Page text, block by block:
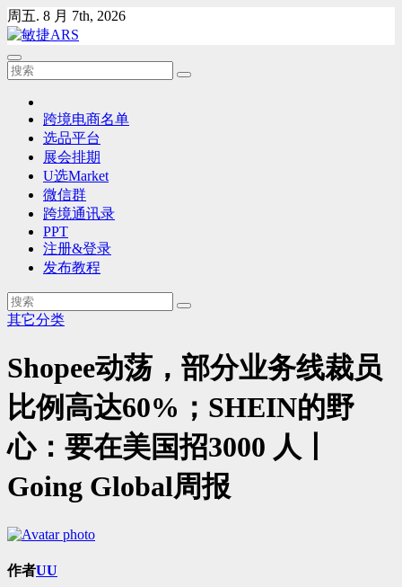
Skip
to
content
周五. 8 月 7th, 2026
跨境电商名单
选品平台
展会排期
U选Market
微信群
跨境通讯录
PPT
注册&登录
发布教程
其它分类
Shopee动荡，部分业务线裁员
比例高达60%；SHEIN的野
心：要在美国招3000 人丨
Going Global周报
作者UU